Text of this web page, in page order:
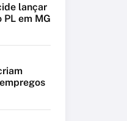
lançar
em MG